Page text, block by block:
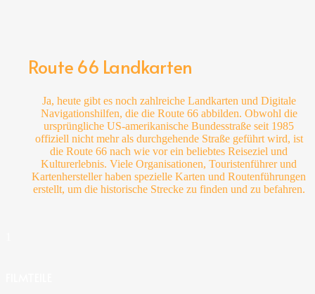
Route 66 Landkarten
Ja, heute gibt es noch zahlreiche Landkarten und Digitale
Navigationshilfen, die die Route 66 abbilden. Obwohl die
ursprüngliche US-amerikanische Bundesstraße seit 1985
offiziell nicht mehr als durchgehende Straße geführt wird, ist
die Route 66 nach wie vor ein beliebtes Reiseziel und
Kulturerlebnis. Viele Organisationen, Touristenführer und
Kartenhersteller haben spezielle Karten und Routenführungen
erstellt, um die historische Strecke zu finden und zu befahren.